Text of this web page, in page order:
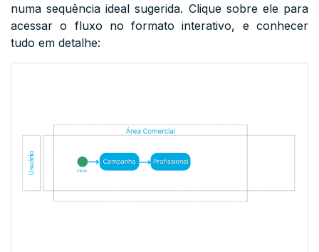
numa sequência ideal sugerida. Clique sobre ele para
acessar o fluxo no formato interativo, e conhecer
tudo em detalhe: